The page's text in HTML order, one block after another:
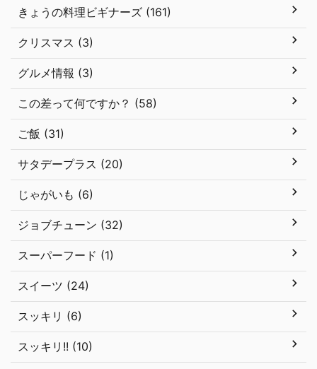
きょうの料理ビギナーズ (161)
クリスマス (3)
グルメ情報 (3)
この差って何ですか？ (58)
ご飯 (31)
サタデープラス (20)
じゃがいも (6)
ジョブチューン (32)
スーパーフード (1)
スイーツ (24)
スッキリ (6)
スッキリ!! (10)